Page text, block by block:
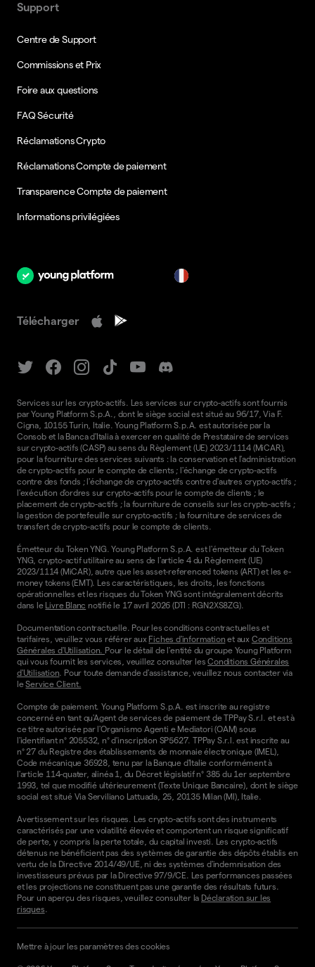
Support
Centre de Support
Commissions et Prix
Foire aux questions
FAQ Sécurité
Réclamations Crypto
Réclamations Compte de paiement
Transparence Compte de paiement
Informations privilégiées
Télécharger
Services sur les crypto-actifs. Les services sur crypto-actifs sont fournis
par Young Platform S.p.A., dont le siège social est situé au 96/17, Via F.
Cigna, 10155 Turin, Italie. Young Platform S.p.A. est autorisée par la
Consob et la Banca d'Italia à exercer en qualité de Prestataire de services
sur crypto-actifs (CASP) au sens du Règlement (UE) 2023/1114 (MiCAR),
pour la fourniture des services suivants : la conservation et l'administration
de crypto-actifs pour le compte de clients ; l'échange de crypto-actifs
contre des fonds ; l'échange de crypto-actifs contre d'autres crypto-actifs ;
l'exécution d'ordres sur crypto-actifs pour le compte de clients ; le
placement de crypto-actifs ; la fourniture de conseils sur les crypto-actifs ;
la gestion de portefeuille sur crypto-actifs ; la fourniture de services de
transfert de crypto-actifs pour le compte de clients.
Émetteur du Token YNG. Young Platform S.p.A. est l'émetteur du Token
YNG, crypto-actif utilitaire au sens de l'article 4 du Règlement (UE)
2023/1114 (MiCAR), autre que les asset-referenced tokens (ART) et les e-
money tokens (EMT). Les caractéristiques, les droits, les fonctions
opérationnelles et les risques du Token YNG sont intégralement décrits
dans le Livre Blanc notifié le 17 avril 2026 (DTI : RGN2XS8ZG).
Documentation contractuelle. Pour les conditions contractuelles et
tarifaires, veuillez vous référer aux Fiches d'information et aux Conditions
Générales d'Utilisation. Pour le détail de l'entité du groupe Young Platform
qui vous fournit les services, veuillez consulter lesConditions Générales
d'Utilisation. Pour toute demande d'assistance, veuillez nous contacter via
leService Client.
Compte de paiement. Young Platform S.p.A. est inscrite au registre
concerné en tant qu'Agent de services de paiement de TPPay S.r.l. et est à
ce titre autorisée par l'Organismo Agenti e Mediatori (OAM) sous
l'identifiant n° 205532, n° d'inscription SP5627. TPPay S.r.l. est inscrite au
n° 27 du Registre des établissements de monnaie électronique (IMEL),
Code mécanique 36928, tenu par la Banque d'Italie conformément à
l'article 114-quater, alinéa 1, du Décret législatif n° 385 du 1er septembre
1993, tel que modifié ultérieurement (Texte Unique Bancaire), dont le siège
social est situé Via Serviliano Lattuada, 25, 20135 Milan (MI), Italie.
Avertissement sur les risques. Les crypto-actifs sont des instruments
caractérisés par une volatilité élevée et comportent un risque significatif
de perte, y compris la perte totale, du capital investi. Les crypto-actifs
détenus ne bénéficient pas des systèmes de garantie des dépôts établis en
vertu de la Directive 2014/49/UE, ni des systèmes d'indemnisation des
investisseurs prévus par la Directive 97/9/CE. Les performances passées
et les projections ne constituent pas une garantie des résultats futurs.
Pour un aperçu des risques, veuillez consulter la Déclaration sur les
risques.
Mettre à jour les paramètres des cookies